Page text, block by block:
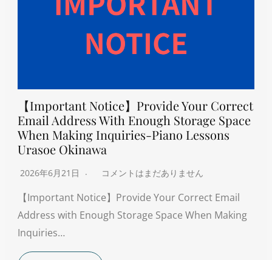
【Important Notice】Provide Your Correct
Email Address With Enough Storage Space
When Making Inquiries-Piano Lessons
Urasoe Okinawa
2026年6月21日 コメントはまだありません
【Important Notice】Provide Your Correct Email
Address with Enough Storage Space When Making
Inquiries…